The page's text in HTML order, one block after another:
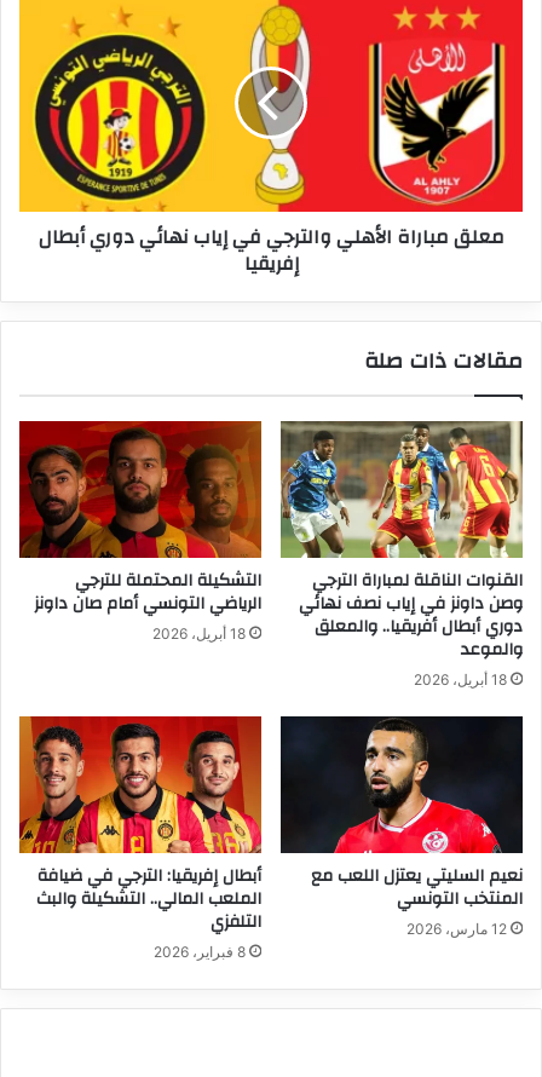
والترجي
نهائي
دوري
أبطال
إفريقيا
معلق مباراة الأهلي والترجي في إياب نهائي دوري أبطال
إفريقيا
مقالات ذات صلة
القنوات الناقلة لمباراة الترجي
وصن داونز في إياب نصف نهائي
دوري أبطال أفريقيا.. والمعلق
والموعد
18 أبريل، 2026
التشكيلة المحتملة للترجي
الرياضي التونسي أمام صان داونز
18 أبريل، 2026
نعيم السليتي يعتزل اللعب مع
المنتخب التونسي
12 مارس، 2026
أبطال إفريقيا: الترجي في ضيافة
الملعب المالي.. التشكيلة والبث
التلفزي
8 فبراير، 2026